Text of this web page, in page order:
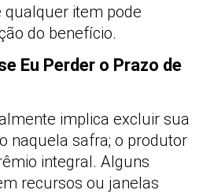
item pode
do benefício.
Eu Perder o Prazo de
implica excluir sua
naquela safra; o produtor
integral. Alguns
recursos ou janelas